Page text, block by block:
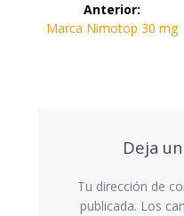
Anterior:
Entrada
Marca Nimotop 30 mg
Deja
Tu dirección de
publicada. Los